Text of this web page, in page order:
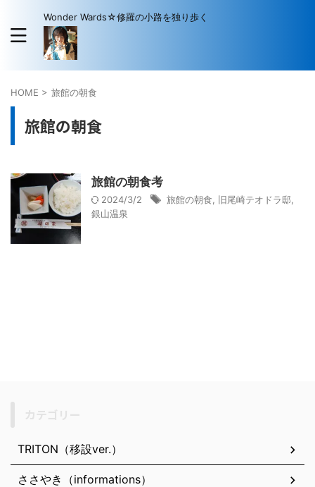
Wonder Wards☆修羅の小路を独り歩く
HOME > 旅館の朝食
旅館の朝食
旅館の朝食考
2024/3/2 旅館の朝食 旧尾崎テオドラ邸
銀山温泉
TRITON（移設ver.）
ささやき（informations）